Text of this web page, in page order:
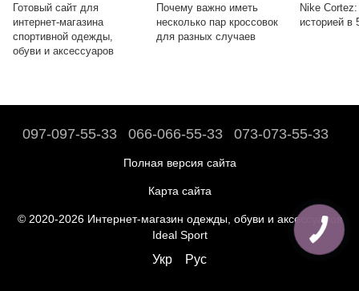
Готовый сайт для
интернет-магазина
спортивной одежды,
обуви и аксессуаров
Почему важно иметь
несколько пар кроссовок
для разных случаев
Nike
историей в
097-097-55-33 066-066-55-33 073-073-55-33
Полная версия сайта
Карта сайта
© 2020-2026 Интернет-магазин одежды, обуви и аксессуаров
Ideal Sport
Укр Рус